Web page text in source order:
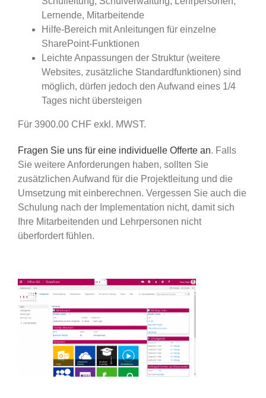
Lernende, Mitarbeitende
Hilfe-Bereich mit Anleitungen für einzelne
SharePoint-Funktionen
Leichte Anpassungen der Struktur (weitere
Websites, zusätzliche Standardfunktionen) sind
möglich, dürfen jedoch den Aufwand eines 1/4
Tages nicht übersteigen
Für 3900.00 CHF exkl. MWST.
Fragen Sie uns für eine individuelle Offerte an. Falls
Sie weitere Anforderungen haben, sollten Sie
zusätzlichen Aufwand für die Projektleitung und die
Umsetzung mit einberechnen. Vergessen Sie auch die
Schulung nach der Implementation nicht, damit sich
Ihre Mitarbeitenden und Lehrpersonen nicht
überfordert fühlen.